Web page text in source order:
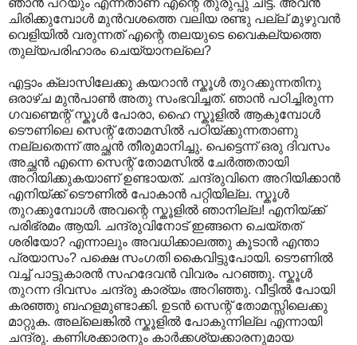
ചിരിക്കുമ്പോൾ മുൻവശത്തെ വലിയ രണ്ടു പല്ല് മുഴുവൻ
വെളിയിൽ വരുന്നത് എന്റെ തലയുടെ വൈകല്യത്തെ
തുല്യപരിഹാരം ചെയ്യാനല്ലെ?
എട്ടാം ക്ലാസിലേക്കു കയറാൻ സ്കൂൾ തുറക്കുന്നതിനു
ഒരാഴ്ച മുൻപാൺ അതു സംഭവിച്ചത്. ഞാൻ പഠിച്ചിരുന്ന
ഗവണ്മെന്റ് സ്കൂൾ പോരാ, ഹൈ സ്കൂളിൽ ആകുമ്പോൾ
ടൌണിലെ സെന്റ് തോമസിൽ പഠിയ്ക്കുന്നതാണു
നല്ലതെന്ന് അച്ഛൻ തീരുമാനിച്ചു. പെട്ടെന്ന് ഒരു ദിവസം
അച്ഛൻ എന്നെ സെന്റ് തോമസിൽ ചേർത്തതായി
അറിയിക്കുകയാണ് ഉണ്ടായത്. ചന്ദ്രുവിനെ അറിയിക്കാൻ
എനിയ്ക്ക് ടൌണിൽ പോകാൻ പറ്റിയില്ല. സ്കൂൾ
തുറക്കുമ്പോൾ അവന്റെ സ്കൂളിൽ ഞാനില്ല! എനിയ്ക്ക്
പരിഭ്രമം ആയി. ചന്ദ്രുവിനോട് ഇങ്ങനെ ചെയ്തത്
ശരിയോ? എന്നാലും അവധിക്കാലത്തു കൂടാൻ എന്താ
പ്രയാസം? പക്ഷെ സംഗതി കൈവിട്ടുപോയി. ടൌണിൽ
വച്ച് പാട്ടുകാരൻ സഹദേവൻ വിവരം പറഞ്ഞു. സ്കൂൾ
തുറന്ന ദിവസം ചന്ദ്രു കാര്യം അറിഞ്ഞു. വീട്ടിൽ പോയി
കരഞ്ഞു ബഹളമുണ്ടാക്കി. ഉടൻ സെന്റ് തോമസ്സിലെക്കു
മാറ്റുക. അല്ലെങ്കിൽ സ്കൂളിൽ പോകുന്നില്ല എന്നായി
ചന്ദ്രു. കണിശക്കാരനും കാർക്കശ്യക്കാരനുമായ